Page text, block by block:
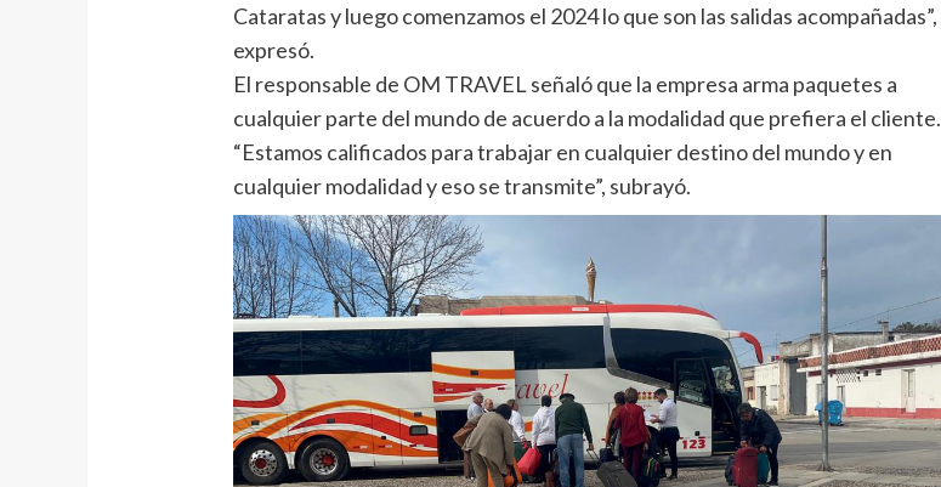
Cataratas y luego comenzamos el 2024 lo que son las salidas acompañadas”,
expresó.
El responsable de OM TRAVEL señaló que la empresa arma paquetes a
cualquier parte del mundo de acuerdo a la modalidad que prefiera el cliente.
“Estamos calificados para trabajar en cualquier destino del mundo y en
cualquier modalidad y eso se transmite”, subrayó.